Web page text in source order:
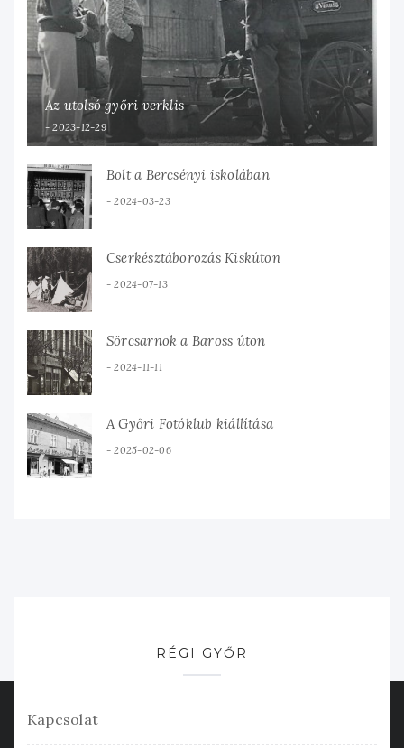
Az utolsó győri verklis
2023-12-29
Bolt a Bercsényi iskolában
2024-03-23
Cserkésztáborozás Kiskúton
2024-07-13
Sörcsarnok a Baross úton
2024-11-11
A Győri Fotóklub kiállítása
2025-02-06
RÉGI GYŐR
Kapcsolat